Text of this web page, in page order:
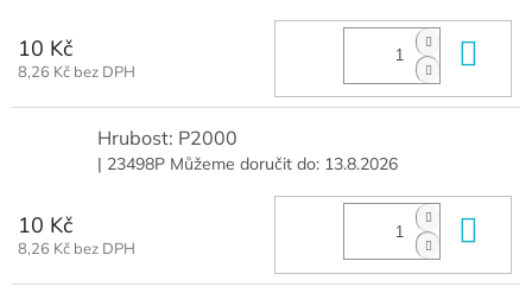
10 Kč
8,26 Kč bez DPH
Hrubost: P2000
| 23498P Můžeme doručit do: 13.8.2026
10 Kč
8,26 Kč bez DPH